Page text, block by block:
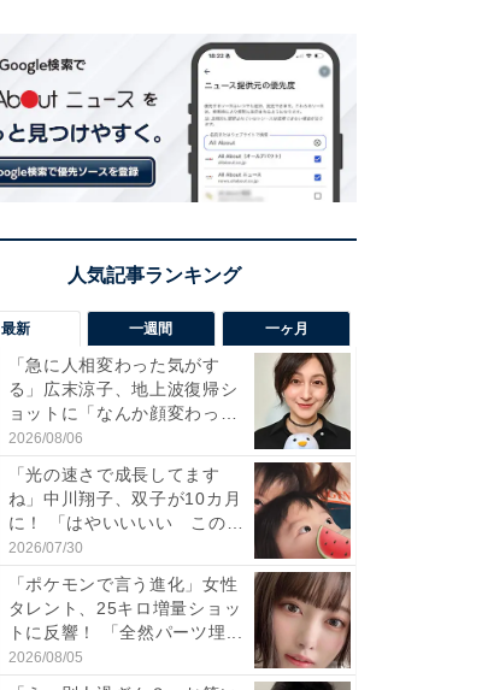
最新 一週間 一ヶ月
「急に人相変わった気がす
る」広末涼子、地上波復帰シ
ョットに「なんか顔変わっ
た」の...
2026/08/06
「光の速さで成長してます
ね」中川翔子、双子が10カ月
に！ 「はやいいいい この
前...
2026/07/30
「ポケモンで言う進化」女性
タレント、25キロ増量ショッ
トに反響！ 「全然パーツ埋...
2026/08/05